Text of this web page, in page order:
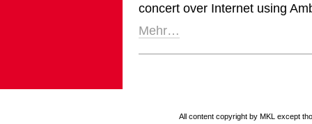
concert over Internet using
Mehr…
All content copyright by MKL except